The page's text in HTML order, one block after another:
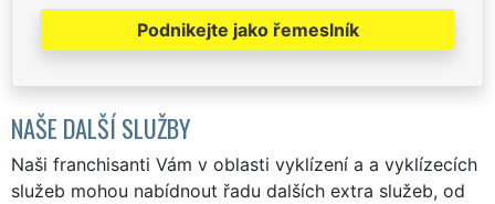
Podnikejte jako řemeslník
NAŠE DALŠÍ SLUŽBY
Naši franchisanti Vám v oblasti vyklízení a a vyklízecích
služeb mohou nabídnout řadu dalších extra služeb, od